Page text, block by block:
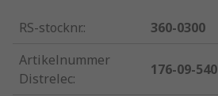
RS-stocknr.:
360-0300
Artikelnummer
Distrelec:
176-09-540